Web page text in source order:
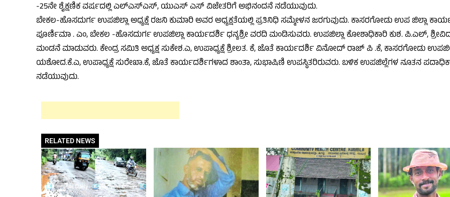
-25ನೇ ಶೈಕ್ಷಣಿಕ ವರ್ಷದಲ್ಲಿ ಎಲ್‌ಎಸ್‌ಎಸ್, ಯುಎಸ್ ಎಸ್ ವಿಜೇತರಿಗೆ ಅಭಿನಂದನೆ ನಡೆಯುವುದು.
ಬೇಕಲ-ಹೊಸದುರ್ಗ ಉಪಜಿಲ್ಲಾ ಅಧ್ಯಕ್ಷೆ ರಜನಿ ಕುಮಾರಿ ಅವರ ಅಧ್ಯಕ್ಷತೆಯಲ್ಲಿ ಪ್ರತಿನಿಧಿ ಸಮ್ಮೇಳನ ಜರಗುವುದು. ಕಾಸರಗೋಡು ಉಪ ಜಿಲ್ಲಾ
ಪೂರ್ಣಿಮಾ . ಎಂ, ಬೇಕಲ -ಹೊಸದುರ್ಗ ಉಪಜಿಲ್ಲಾ ಕಾರ್ಯದರ್ಶಿ ಧನ್ಯಶ್ರೀ ವರದಿ ಮಂಡಿಸುವರು. ಉಪಜಿಲ್ಲಾ ಕೋಶಾಧಿಕಾರಿ ಕುಶ. ಪಿ.ಎಲ್,
ಮಂಡನೆ ಮಾಡುವರು. ಕೇಂದ್ರ ಸಮಿತಿ ಅಧ್ಯಕ್ಷ ಸುಕೇಶ.ಎ, ಉಪಾಧ್ಯಕ್ಷೆ ಶ್ರೀಲತ. ಕೆ, ಜೊತೆ ಕಾರ್ಯದರ್ಶಿ ವಿನೋದ್ ರಾಜ್ ಪಿ .ಕೆ, ಕಾಸರಗೋಡು
ಯಶೋದ.ಕೆ.ಎ, ಉಪಾಧ್ಯಕ್ಷೆ ಸುರೇಖಾ.ಕೆ, ಜೊತೆ ಕಾರ್ಯದರ್ಶಿಗಳಾದ ಶಾಂತಾ, ಸುಭಾಷಿಣಿ ಉಪಸ್ಥಿತರಿರುವರು. ಬಳಿಕ ಉಪಜಿಲ್ಲೆಗಳ ನೂತನ
ನಡೆಯುವುದು.
RELATED NEWS